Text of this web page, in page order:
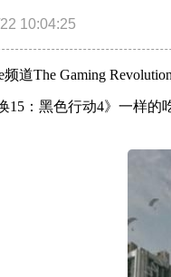
10:04:25
频道The Gaming
15：黑色行动4》一样的